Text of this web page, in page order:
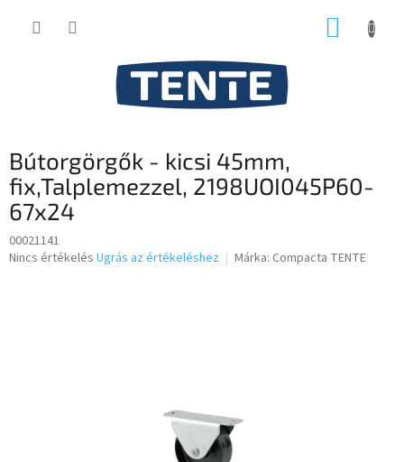
KOSÁR
Bútorgörgők - kicsi 45mm,
fix,Talplemezzel, 2198UOI045P60-
67x24
00021141
A
Nincs értékelés Ugrás az értékeléshez Márka: Compacta TENTE